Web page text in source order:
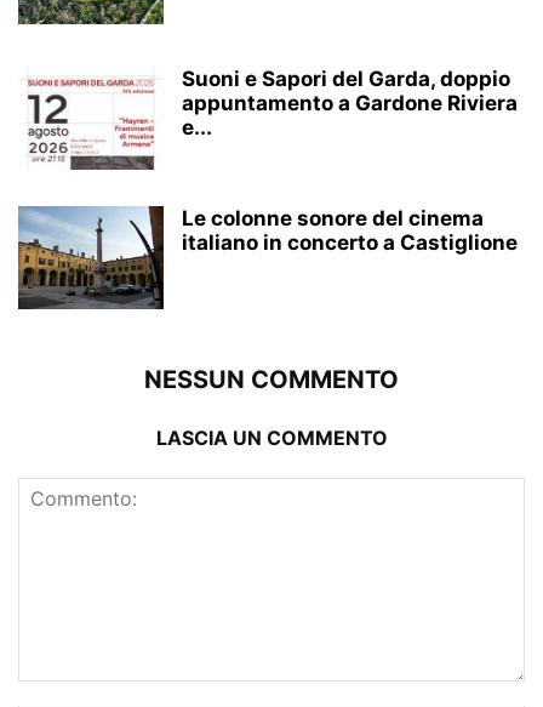
Suoni e Sapori del Garda, doppio
appuntamento a Gardone Riviera
e...
Le colonne sonore del cinema
italiano in concerto a Castiglione
NESSUN COMMENTO
LASCIA UN COMMENTO